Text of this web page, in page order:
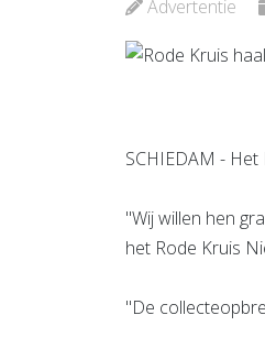
Advertentie
SCHIEDAM -
"Wij willen hen
het Rode Kruis
"De
Bekijk de pagina